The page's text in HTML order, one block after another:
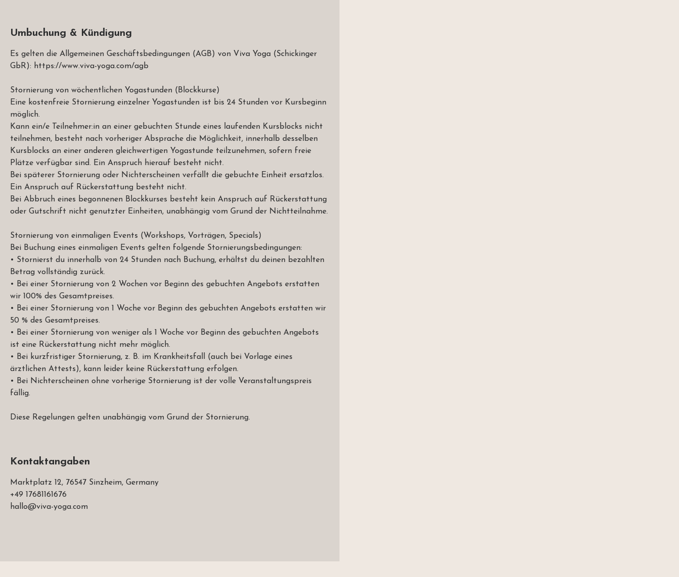
Umbuchung & Kündigung
Es gelten die Allgemeinen Geschäftsbedingungen (AGB) von Viva Yoga (Schickinger
GbR): https://www.viva-yoga.com/agb
Stornierung von wöchentlichen Yogastunden (Blockkurse)
Eine kostenfreie Stornierung einzelner Yogastunden ist bis 24 Stunden vor Kursbeginn
möglich.
Kann ein/e Teilnehmer:in an einer gebuchten Stunde eines laufenden Kursblocks nicht
teilnehmen, besteht nach vorheriger Absprache die Möglichkeit, innerhalb desselben
Kursblocks an einer anderen gleichwertigen Yogastunde teilzunehmen, sofern freie
Plätze verfügbar sind. Ein Anspruch hierauf besteht nicht.
Bei späterer Stornierung oder Nichterscheinen verfällt die gebuchte Einheit ersatzlos.
Ein Anspruch auf Rückerstattung besteht nicht.
Bei Abbruch eines begonnenen Blockkurses besteht kein Anspruch auf Rückerstattung
oder Gutschrift nicht genutzter Einheiten, unabhängig vom Grund der Nichtteilnahme.
Stornierung von einmaligen Events (Workshops, Vorträgen, Specials)
Bei Buchung eines einmaligen Events gelten folgende Stornierungsbedingungen:
• Stornierst du innerhalb von 24 Stunden nach Buchung, erhältst du deinen bezahlten
Betrag vollständig zurück.
• Bei einer Stornierung von 2 Wochen vor Beginn des gebuchten Angebots erstatten
wir 100% des Gesamtpreises.
• Bei einer Stornierung von 1 Woche vor Beginn des gebuchten Angebots erstatten wir
50 % des Gesamtpreises.
• Bei einer Stornierung von weniger als 1 Woche vor Beginn des gebuchten Angebots
ist eine Rückerstattung nicht mehr möglich.
• Bei kurzfristiger Stornierung, z. B. im Krankheitsfall (auch bei Vorlage eines
ärztlichen Attests), kann leider keine Rückerstattung erfolgen.
• Bei Nichterscheinen ohne vorherige Stornierung ist der volle Veranstaltungspreis
fällig.
Diese Regelungen gelten unabhängig vom Grund der Stornierung.
Kontaktangaben
Marktplatz 12, 76547 Sinzheim, Germany
+49 17681161676
hallo@viva-yoga.com